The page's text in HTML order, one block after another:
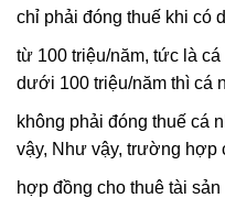
chỉ phải đóng thuế khi có
từ 100 triệu/năm, tức là
dưới 100 triệu/năm thì cá
không phải đóng thuế cá
vậy, Như vậy, trường hợp
hợp đồng cho thuê tài